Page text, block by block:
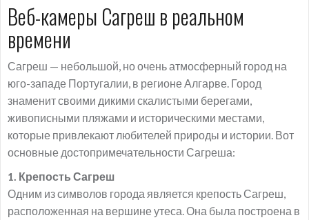
Веб-камеры Сагреш в реальном
времени
Сагреш — небольшой, но очень атмосферный город на
юго-западе Португалии, в регионе Алгарве. Город
знаменит своими дикими скалистыми берегами,
живописными пляжами и историческими местами,
которые привлекают любителей природы и истории. Вот
основные достопримечательности Сагреша:
1. Крепость Сагреш
Одним из символов города является крепость Сагреш,
расположенная на вершине утеса. Она была построена в